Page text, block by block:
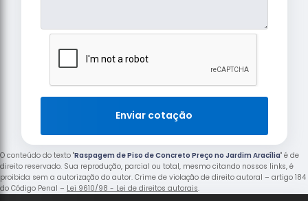
Enviar cotação
O conteúdo do texto "Raspagem de Piso de Concreto Preço no Jardim Aracília" é de
direito reservado. Sua reprodução, parcial ou total, mesmo citando nossos links, é
proibida sem a autorização do autor. Crime de violação de direito autoral – artigo 184
do Código Penal – Lei 9610/98 - Lei de direitos autorais.